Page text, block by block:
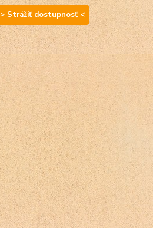
> Strážiť dostupnosť <